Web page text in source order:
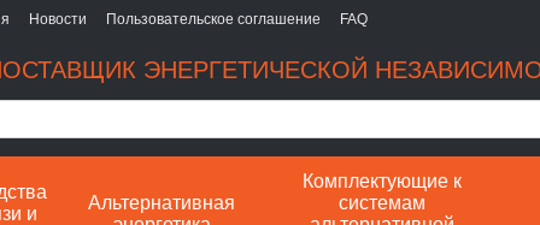
Новости Пользовательское соглашение FAQ
ЭНЕРГЕТИЧЕСКОЙ
и
Альтернативная
Комплектующие к
системам